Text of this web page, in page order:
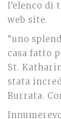
l’elenco di
web site.
“uno
casa fatto
St.
stata
Burrata.